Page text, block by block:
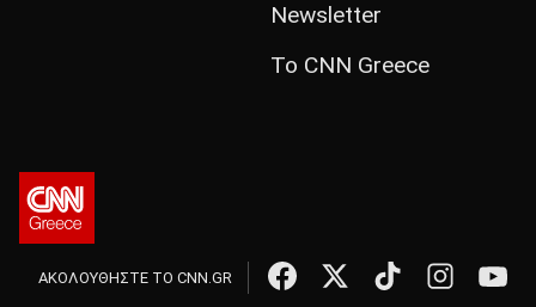
Newsletter
Το CNN Greece
ΑΚΟΛΟΥΘΗΣΤΕ ΤΟ CNN.GR